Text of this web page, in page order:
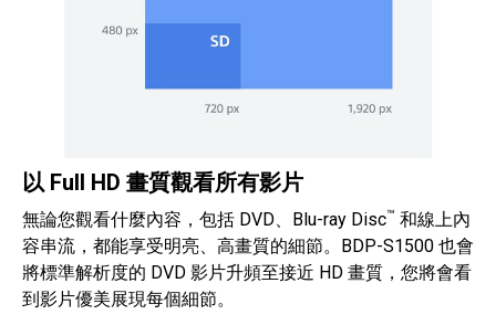
以 Full HD 畫質觀看所有影片
無論您觀看什麼內容，包括 DVD、Blu-ray Disc™ 和線上內
容串流，都能享受明亮、高畫質的細節。BDP-S1500 也會
將標準解析度的 DVD 影片升頻至接近 HD 畫質，您將會看
到影片優美展現每個細節。